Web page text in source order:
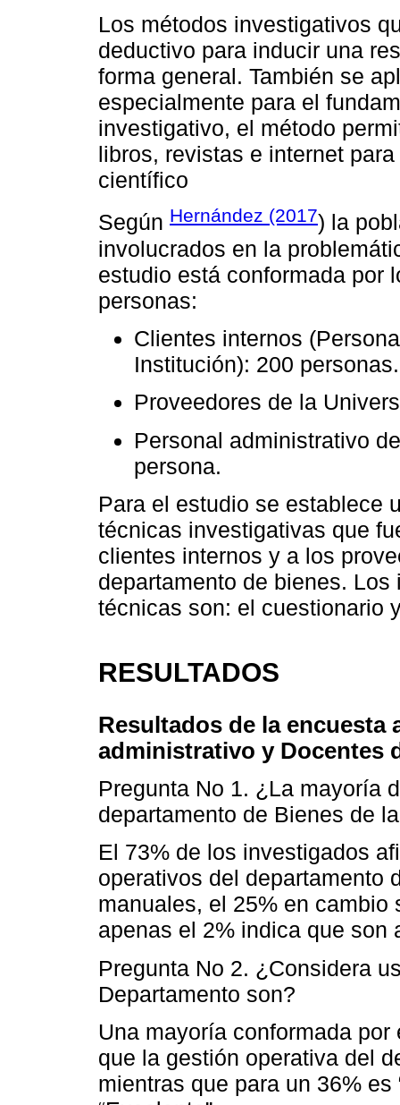
Los métodos investigativos
deductivo para inducir una
forma general. También se
especialmente para el
investigativo, el método
libros, revistas e internet
científico
Según Hernández (2017) la
involucrados en la
estudio está conformada por
personas:
Clientes internos
Institución): 200 personas.
Proveedores de la
Personal administrativo
persona.
Para el estudio se establece
técnicas investigativas que
clientes internos y a los
departamento de bienes.
técnicas son: el cuestionario
RESULTADOS
Resultados de la encuesta
administrativo y Docentes
Pregunta No 1. ¿La mayoría
departamento de Bienes de
El 73% de los investigados
operativos del departamento
manuales, el 25% en
apenas el 2% indica que son
Pregunta No 2. ¿Considera
Departamento son?
Una mayoría conformada
que la gestión operativa del
mientras que para un 36% es